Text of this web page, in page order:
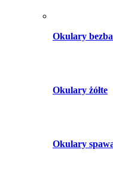
Okulary
Okulary żółte
Okulary